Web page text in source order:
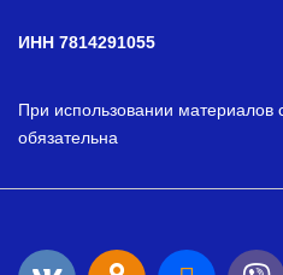
ИНН 7814291055
При использовании материалов
обязательна